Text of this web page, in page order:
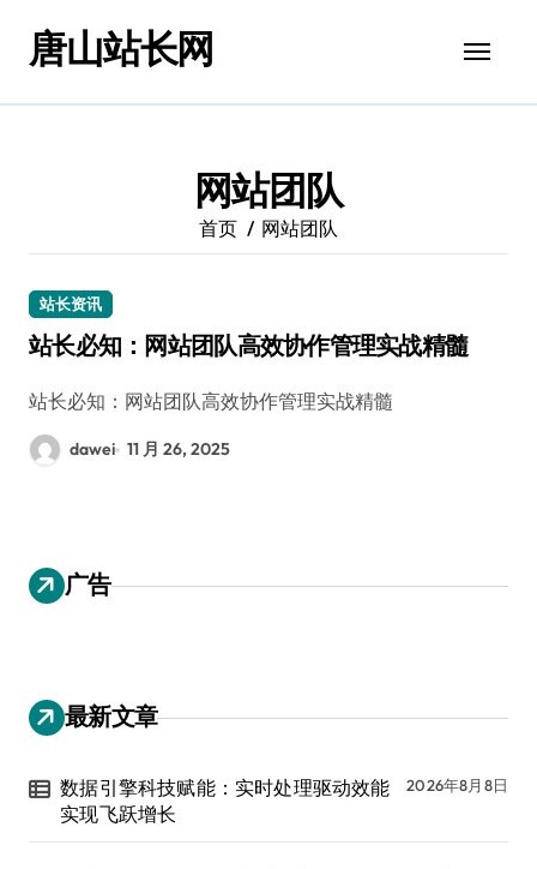
唐山站长网
网站团队
首页 网站团队
站长资讯
站长必知：网站团队高效协作管理实战精髓
站长必知：网站团队高效协作管理实战精髓
dawei 11 月 26, 2025
广告
最新文章
数据引擎科技赋能：实时处理驱动效能
实现飞跃增长
2026年8月8日